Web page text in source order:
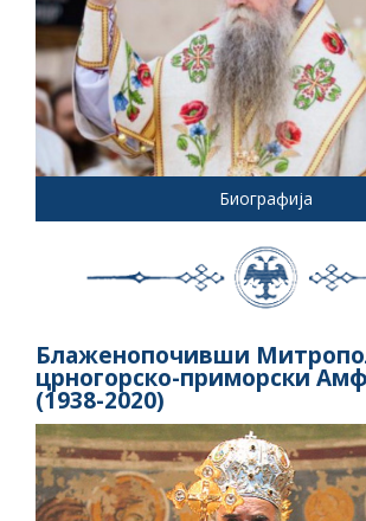
Биографија
Блаженопочивши
црногорско-приморски
(1938-2020)